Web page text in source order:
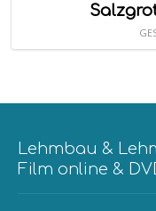
Lehmbau &
Film online &